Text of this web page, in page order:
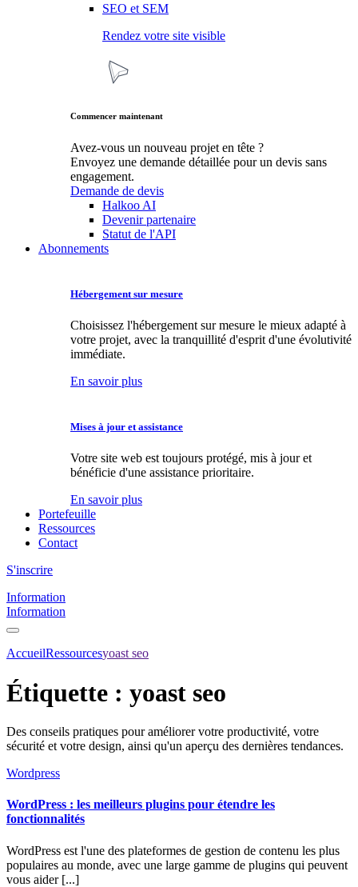
SEO et SEM
Rendez votre site visible
Commencer maintenant
Avez-vous un nouveau projet en tête ?
Envoyez une demande détaillée pour un devis sans
engagement.
Demande de devis
Halkoo AI
Devenir partenaire
Statut de l'API
Abonnements
Hébergement sur mesure
Choisissez l'hébergement sur mesure le mieux adapté à
votre projet, avec la tranquillité d'esprit d'une évolutivité
immédiate.
En savoir plus
Mises à jour et assistance
Votre site web est toujours protégé, mis à jour et
bénéficie d'une assistance prioritaire.
En savoir plus
Portefeuille
Ressources
Contact
S'inscrire
Information
Information
AccueilRessourcesyoast seo
Étiquette : yoast seo
Des conseils pratiques pour améliorer votre productivité, votre
sécurité et votre design, ainsi qu'un aperçu des dernières tendances.
Wordpress
WordPress : les meilleurs plugins pour étendre les
fonctionnalités
WordPress est l'une des plateformes de gestion de contenu les plus
populaires au monde, avec une large gamme de plugins qui peuvent
vous aider [...]